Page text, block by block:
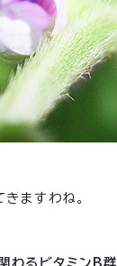
ますわね。
わるビタミンB群